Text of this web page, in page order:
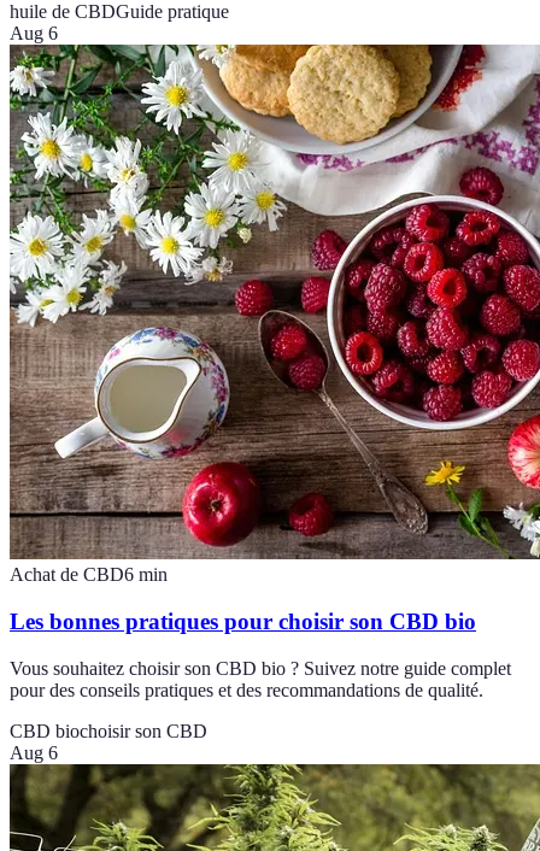
huile de CBDGuide pratique
Aug 6
Achat de CBD6 min
Les bonnes pratiques pour choisir son CBD bio
Vous souhaitez choisir son CBD bio ? Suivez notre guide complet
pour des conseils pratiques et des recommandations de qualité.
CBD biochoisir son CBD
Aug 6